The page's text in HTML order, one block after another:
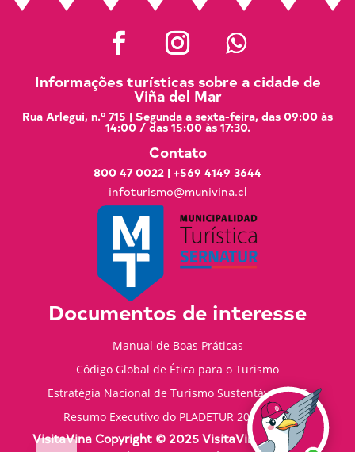
Informações turísticas sobre a cidade de
Viña del Mar
Rua Arlegui, n.º 715 | Segunda a sexta-feira, das 09:00 às
14:00 / das 15:00 às 17:30.
Contato
800 47 0022 | +569 4149 3644
infoturismo@munivina.cl
Documentos de interesse
Manual de Boas Práticas
Código Global de Ética para o Turismo
Estratégia Nacional de Turismo Sustentável 2035
Resumo Executivo do PLADETUR 2025-2023
VisitaVina Copyright © 2025 VisitaVina - Todos os